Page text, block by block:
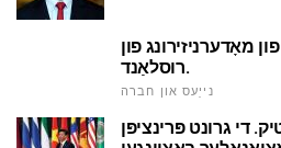
פון מאָדערניזירונג פון
רוסלאַנד.
נייַעס און חברה
די גרונט פּרינציפּן